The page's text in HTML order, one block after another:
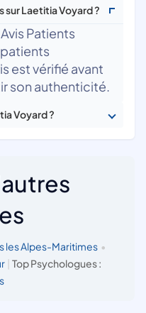
sur Laetitia Voyard ?
Patients
est vérifié avant
son authenticité.
Voyard ?
les Alpes-Maritimes •
Top Psychologues :